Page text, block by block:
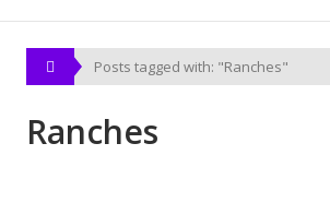
Posts tagged with: "Ranches"
Ranches